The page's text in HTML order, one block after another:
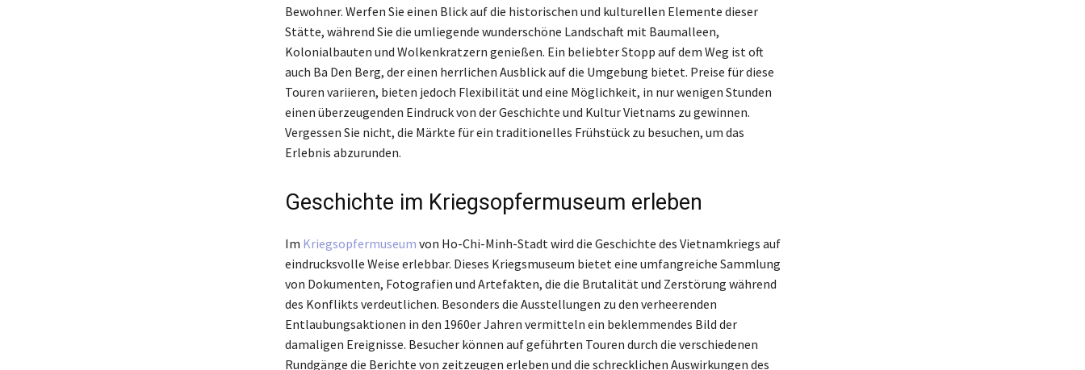
Bewohner. Werfen Sie einen Blick auf die historischen und kulturellen Elemente dieser
Stätte, während Sie die umliegende wunderschöne Landschaft mit Baumalleen,
Kolonialbauten und Wolkenkratzern genießen. Ein beliebter Stopp auf dem Weg ist oft
auch Ba Den Berg, der einen herrlichen Ausblick auf die Umgebung bietet. Preise für diese
Touren variieren, bieten jedoch Flexibilität und eine Möglichkeit, in nur wenigen Stunden
einen überzeugenden Eindruck von der Geschichte und Kultur Vietnams zu gewinnen.
Vergessen Sie nicht, die Märkte für ein traditionelles Frühstück zu besuchen, um das
Erlebnis abzurunden.
Geschichte im Kriegsopfermuseum erleben
Im Kriegsopfermuseum von Ho-Chi-Minh-Stadt wird die Geschichte des Vietnamkriegs auf
eindrucksvolle Weise erlebbar. Dieses Kriegsmuseum bietet eine umfangreiche Sammlung
von Dokumenten, Fotografien und Artefakten, die die Brutalität und Zerstörung während
des Konflikts verdeutlichen. Besonders die Ausstellungen zu den verheerenden
Entlaubungsaktionen in den 1960er Jahren vermitteln ein beklemmendes Bild der
damaligen Ereignisse. Besucher können auf geführten Touren durch die verschiedenen
Rundgänge die Berichte von zeitzeugen erleben und die schrecklichen Auswirkungen des